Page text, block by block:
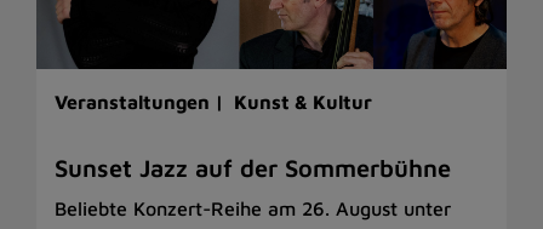
Veranstaltungen | Kunst & Kultur
Sunset Jazz auf der Sommerbühne
Beliebte Konzert-Reihe am 26. August unter